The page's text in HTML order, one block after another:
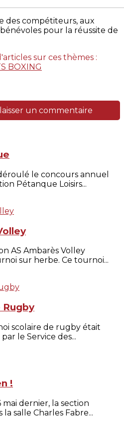
des compétiteurs, aux
pour la réussite de
sur ces thèmes :
BOXING
un commentaire
le concours annuel
Pétanque Loisirs...
AS Ambarès Volley
sur herbe. Ce tournoi...
Rugby
scolaire de rugby était
le Service des...
!
dernier, la section
salle Charles Fabre...